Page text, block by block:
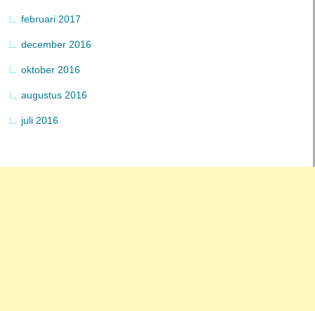
februari 2017
december 2016
oktober 2016
augustus 2016
juli 2016